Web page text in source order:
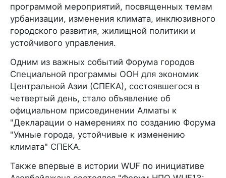
программой мероприятий, посвященных темам
урбанизации, изменения климата, инклюзивного
городского развития, жилищной политики и
устойчивого управления.
Одним из важных событий Форума городов
Специальной программы ООН для экономик
Центральной Азии (СПЕКА), состоявшегося в
четвертый день, стало объявление об
официальном присоединении Алматы к
"Декларации о намерениях по созданию Форума
"Умные города, устойчивые к изменению
климата" СПЕКА.
Также впервые в истории WUF по инициативе